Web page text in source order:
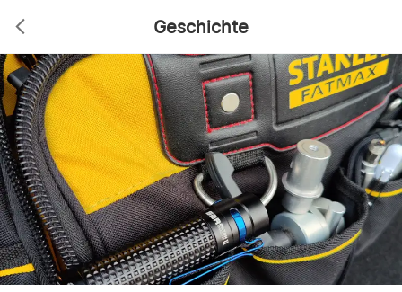
Geschichte